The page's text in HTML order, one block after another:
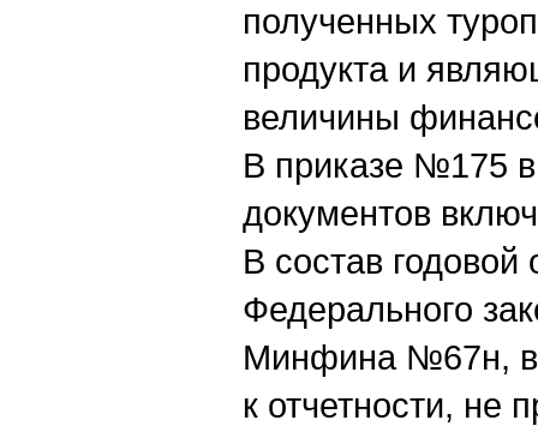
полученных
продукта и
величины
В приказе №175
документов
В состав годовой
Федерального
Минфина №67н,
к отчетности, не